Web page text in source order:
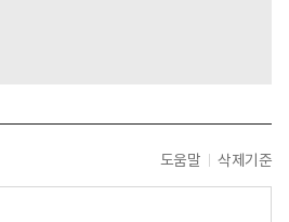
도움말 삭제기준